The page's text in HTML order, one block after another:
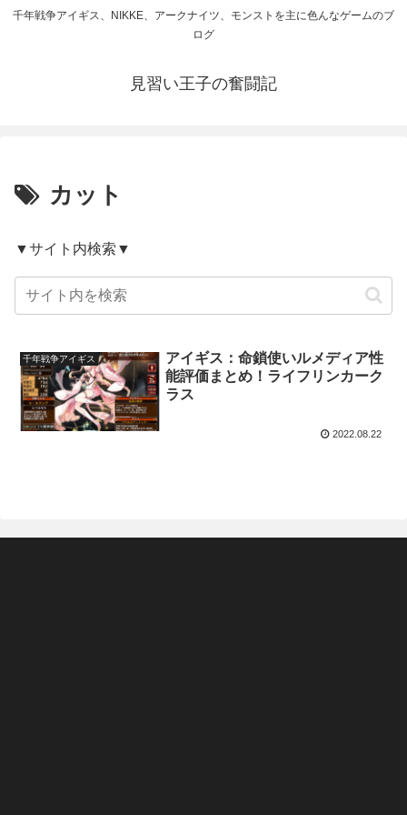
千年戦争アイギス、NIKKE、アークナイツ、モンストを主に色んなゲームのブ
ログ
見習い王子の奮闘記
カット
▼サイト内検索▼
千年戦争アイギス
アイギス：命鎖使いルメディア性
能評価まとめ！ライフリンカーク
ラス
2022.08.22